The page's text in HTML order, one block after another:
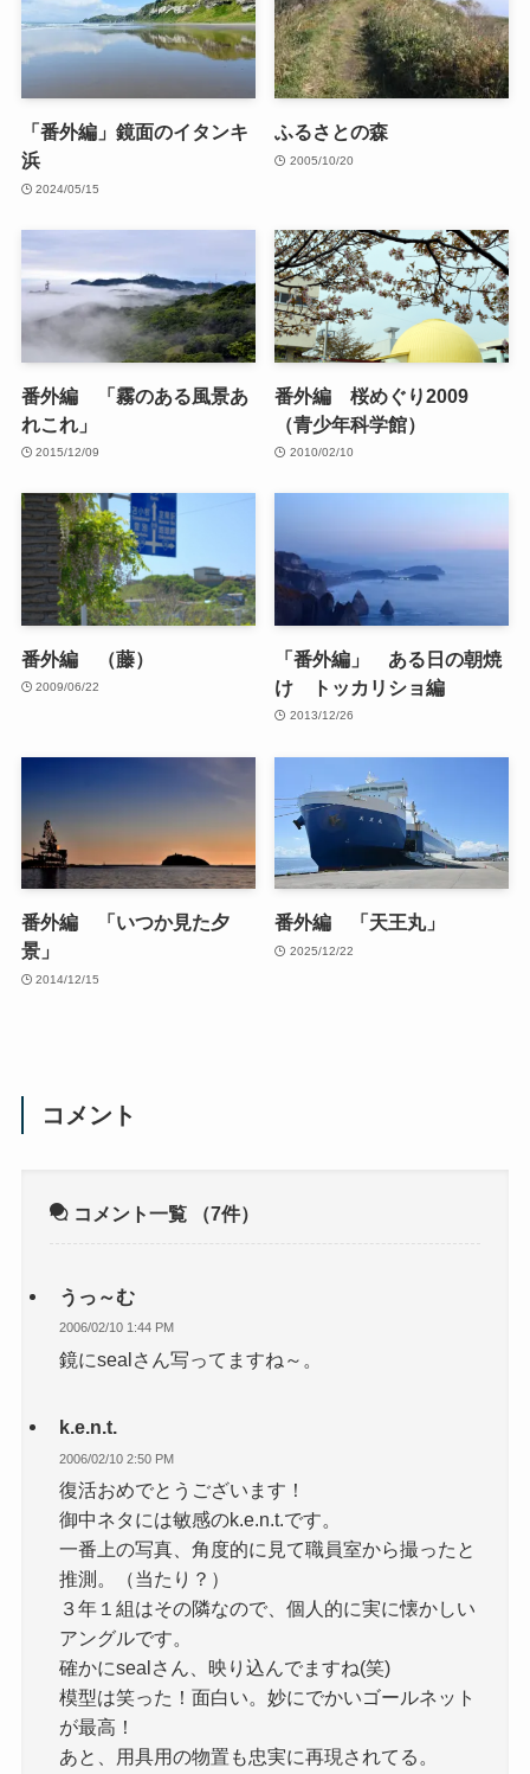
「番外編」鏡面のイタンキ
浜
2024/05/15
ふるさとの森
2005/10/20
番外編 「霧のある風景あ
れこれ」
2015/12/09
番外編 桜めぐり2009
（青少年科学館）
2010/02/10
番外編 （藤）
2009/06/22
「番外編」 ある日の朝焼
け トッカリショ編
2013/12/26
番外編 「いつか見た夕
景」
2014/12/15
番外編 「天王丸」
2025/12/22
コメント
コメント一覧 （7件）
うっ～む
2006/02/10 1:44 PM
鏡にsealさん写ってますね～。
k.e.n.t.
2006/02/10 2:50 PM
復活おめでとうございます！
御中ネタには敏感のk.e.n.t.です。
一番上の写真、角度的に見て職員室から撮ったと
推測。（当たり？）
３年１組はその隣なので、個人的に実に懐かしい
アングルです。
確かにsealさん、映り込んでますね(笑)
模型は笑った！面白い。妙にでかいゴールネット
が最高！
あと、用具用の物置も忠実に再現されてる。